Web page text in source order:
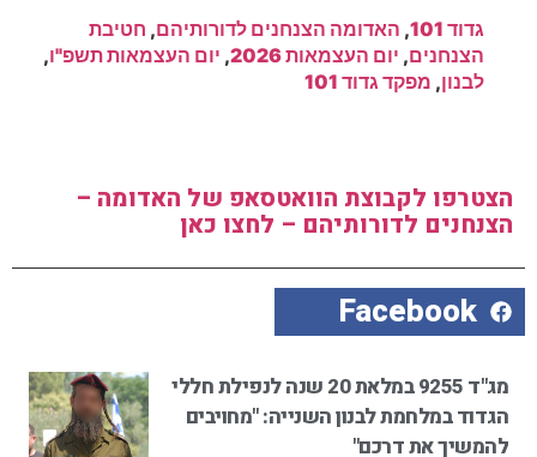
גדוד 101 , האדומה הצנחנים לדורותיהם, חטיבת
הצנחנים, יום העצמאות 2026 , יום העצמאות תשפ"ו,
לבנון, מפקד גדוד 101
הצטרפו לקבוצת הוואטסאפ של האדומה –
הצנחנים לדורותיהם – לחצו כאן
Facebook
מג"ד 9255 במלאת 20 שנה לנפילת חללי
הגדוד במלחמת לבנון השנייה: "מחויבים
להמשיך את דרכם"